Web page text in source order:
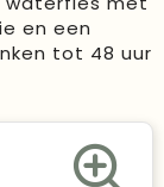
en een
tot 48 uur